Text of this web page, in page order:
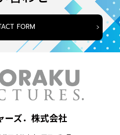
FORM
ーズ．株式会社